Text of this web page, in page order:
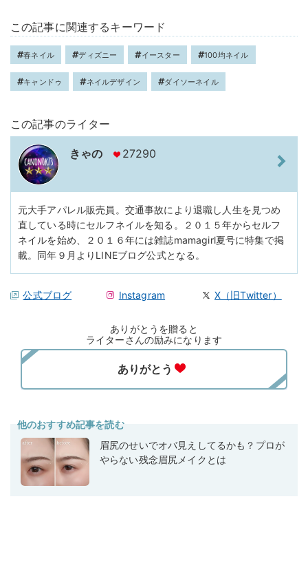
この記事に関連するキーワード
春ネイル ディズニー イースター 100均ネイル
キャンドゥ ネイルデザイン ダイソーネイル
この記事のライター
きゃの 27290
元大手アパレル販売員。交通事故により退職し人生を見つめ
直している時にセルフネイルを知る。２０１５年からセルフ
ネイルを始め、２０１６年には雑誌mamagirl夏号に特集で掲
載。同年９月よりLINEブログ公式となる。
公式ブログ Instagram X（旧Twitter）
ありがとうを贈ると
ライターさんの励みになります
他のおすすめ記事を読む
眉尻のせいでオバ見えしてるかも？プロが
やらない残念眉尻メイクとは